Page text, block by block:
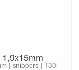
| snippers | 130l